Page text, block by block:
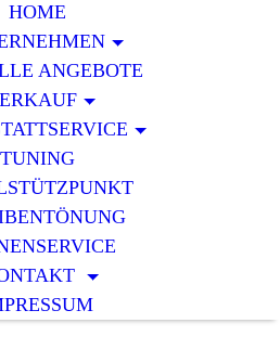
HOME
ANGEBOTE
TUNING